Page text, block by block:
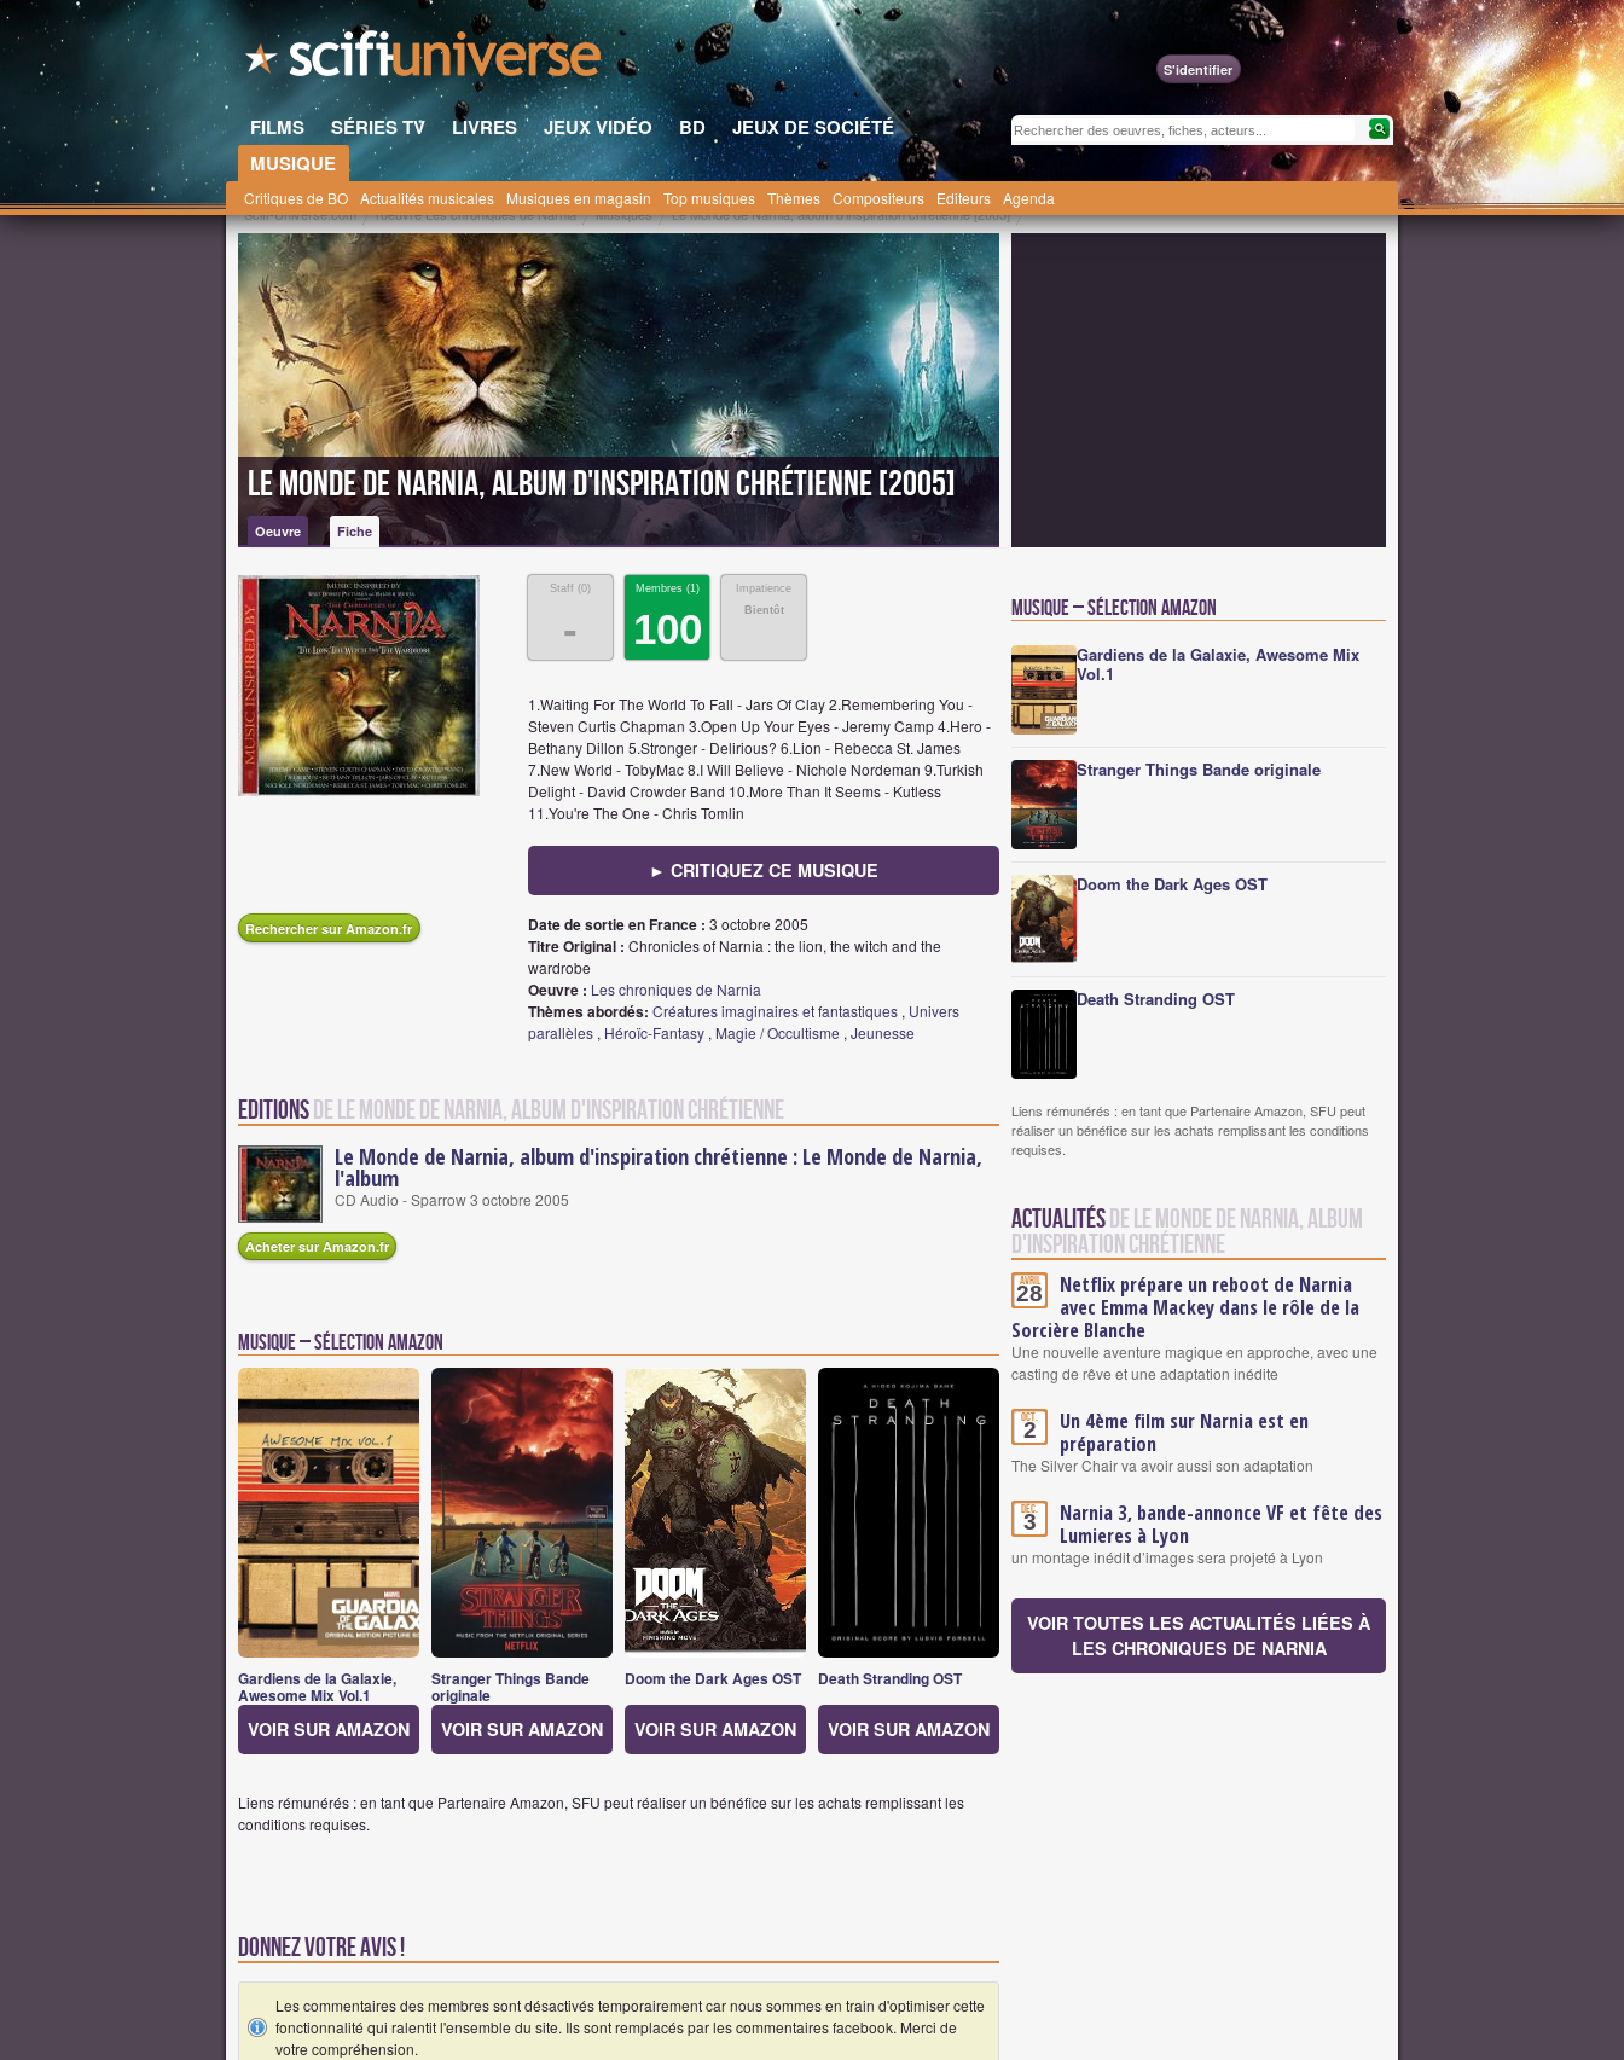
S'identifier
FILMS SÉRIES TV LIVRES JEUX VIDÉO BD
JEUX DE SOCIÉTÉ
MUSIQUE
Critiques de BO Actualités musicales Musiques en magasin Top musiques Thèmes Compositeurs Editeurs Agenda
Scifi-Universe.com l'oeuvre Les chroniques de Narnia Musiques Le Monde de Narnia, album d'inspiration chrétienne [2005]
Le Monde de Narnia, album d'inspiration chrétienne [2005]
Oeuvre Fiche
Staff (0)
-
Membres (1)
100
Impatience
Bientôt
1.Waiting For The World To Fall - Jars Of Clay 2.Remembering You -
Steven Curtis Chapman 3.Open Up Your Eyes - Jeremy Camp 4.Hero -
Bethany Dillon 5.Stronger - Delirious? 6.Lion - Rebecca St. James
7.New World - TobyMac 8.I Will Believe - Nichole Nordeman 9.Turkish
Delight - David Crowder Band 10.More Than It Seems - Kutless
11.You're The One - Chris Tomlin
► CRITIQUEZ CE MUSIQUE
Rechercher sur Amazon.fr Date de sortie en France : 3 octobre 2005
Titre Original : Chronicles of Narnia : the lion, the witch and the
wardrobe
Oeuvre : Les chroniques de Narnia
Thèmes abordés: Créatures imaginaires et fantastiques , Univers
parallèles , Héroïc-Fantasy , Magie / Occultisme , Jeunesse
Editionsde Le Monde de Narnia, album d'inspiration chrétienne
Le Monde de Narnia, album d'inspiration chrétienne : Le Monde de Narnia,
l'album
CD Audio - Sparrow 3 octobre 2005
Acheter sur Amazon.fr
Musique – Sélection Amazon
Gardiens de la Galaxie,
Awesome Mix Vol.1
VOIR SUR AMAZON
Stranger Things Bande
originale
VOIR SUR AMAZON
Doom the Dark Ages OST
VOIR SUR AMAZON
Death Stranding OST
VOIR SUR AMAZON
Liens rémunérés : en tant que Partenaire Amazon, SFU peut réaliser un bénéfice sur les achats remplissant les
conditions requises.
Donnez votre avis !
Les commentaires des membres sont désactivés temporairement car nous sommes en train d'optimiser cette
fonctionnalité qui ralentit l'ensemble du site. Ils sont remplacés par les commentaires facebook. Merci de
votre compréhension.
Musique – Sélection Amazon
Gardiens de la Galaxie, Awesome Mix
Vol.1
Stranger Things Bande originale
Doom the Dark Ages OST
Death Stranding OST
Liens rémunérés : en tant que Partenaire Amazon, SFU peut
réaliser un bénéfice sur les achats remplissant les conditions
requises.
Actualitésde Le Monde de Narnia, album
d'inspiration chrétienne
Avril
28
Netflix prépare un reboot de Narnia
avec Emma Mackey dans le rôle de la
Sorcière Blanche
Une nouvelle aventure magique en approche, avec une
casting de rêve et une adaptation inédite
Oct.
2
Un 4ème film sur Narnia est en
préparation
The Silver Chair va avoir aussi son adaptation
Déc.
3
Narnia 3, bande-annonce VF et fête des
Lumieres à Lyon
un montage inédit d’images sera projeté à Lyon
VOIR TOUTES LES ACTUALITÉS LIÉES À
LES CHRONIQUES DE NARNIA